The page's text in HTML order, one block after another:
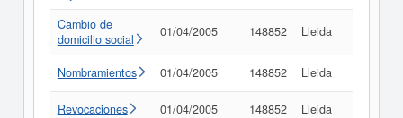
Cambio de
domicilio social
01/04/2005 148852 Lleida
Nombramientos 01/04/2005 148852 Lleida
Revocaciones 01/04/2005 148852 Lleida